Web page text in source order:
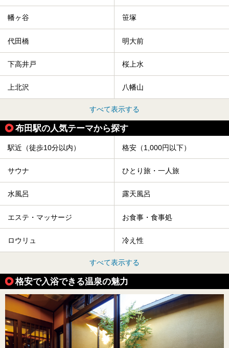
幡ヶ谷 笹塚
代田橋 明大前
下高井戸 桜上水
上北沢 八幡山
すべて表示する
布田駅の人気テーマから探す
駅近（徒歩10分以内） 格安（1,000円以下）
サウナ ひとり旅・一人旅
水風呂 露天風呂
エステ・マッサージ お食事・食事処
ロウリュ 冷え性
すべて表示する
格安で入浴できる温泉の魅力